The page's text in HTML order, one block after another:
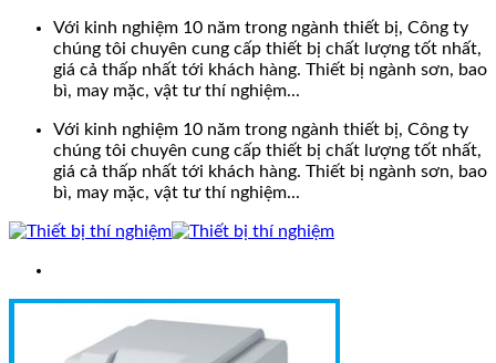
Với kinh nghiệm 10 năm trong ngành thiết bị, Công ty
chúng tôi chuyên cung cấp thiết bị chất lượng tốt nhất,
giá cả thấp nhất tới khách hàng. Thiết bị ngành sơn, bao
bì, may mặc, vật tư thí nghiệm...
Với kinh nghiệm 10 năm trong ngành thiết bị, Công ty
chúng tôi chuyên cung cấp thiết bị chất lượng tốt nhất,
giá cả thấp nhất tới khách hàng. Thiết bị ngành sơn, bao
bì, may mặc, vật tư thí nghiệm...
Search
for:
Trang chủ